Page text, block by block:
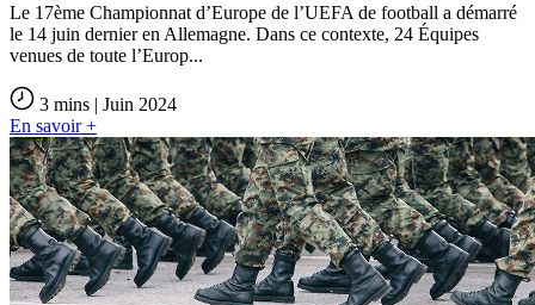
Le 17ème Championnat d’Europe de l’UEFA de football a démarré
le 14 juin dernier en Allemagne. Dans ce contexte, 24 Équipes
venues de toute l’Europ...
3 mins | Juin 2024
En savoir +